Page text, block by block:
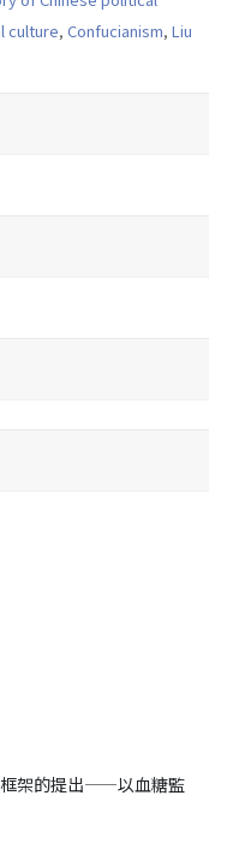
culture, Confucianism, Liu
框架的提出——以血糖監